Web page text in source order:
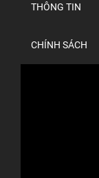
THÔNG TIN
CHÍNH SÁCH